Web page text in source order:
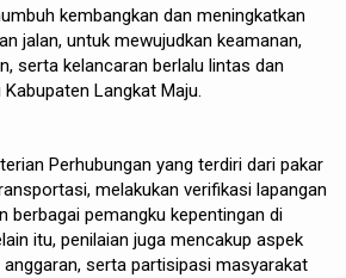
kembangkan dan meningkatkan
jalan, untuk mewujudkan keamanan,
serta kelancaran berlalu lintas dan
Langkat Maju.
Perhubungan yang terdiri dari pakar
melakukan verifikasi lapangan
berbagai pemangku kepentingan di
itu, penilaian juga mencakup aspek
anggaran, serta partisipasi masyarakat